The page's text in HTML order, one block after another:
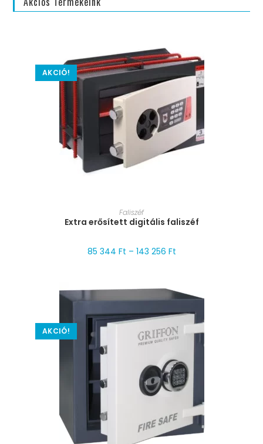
AKCIÓ!
MÉRET VÁLASZTÁSA
Faliszéf
Extra erősített digitális faliszéf
85 344 Ft – 143 256 Ft
AKCIÓ!